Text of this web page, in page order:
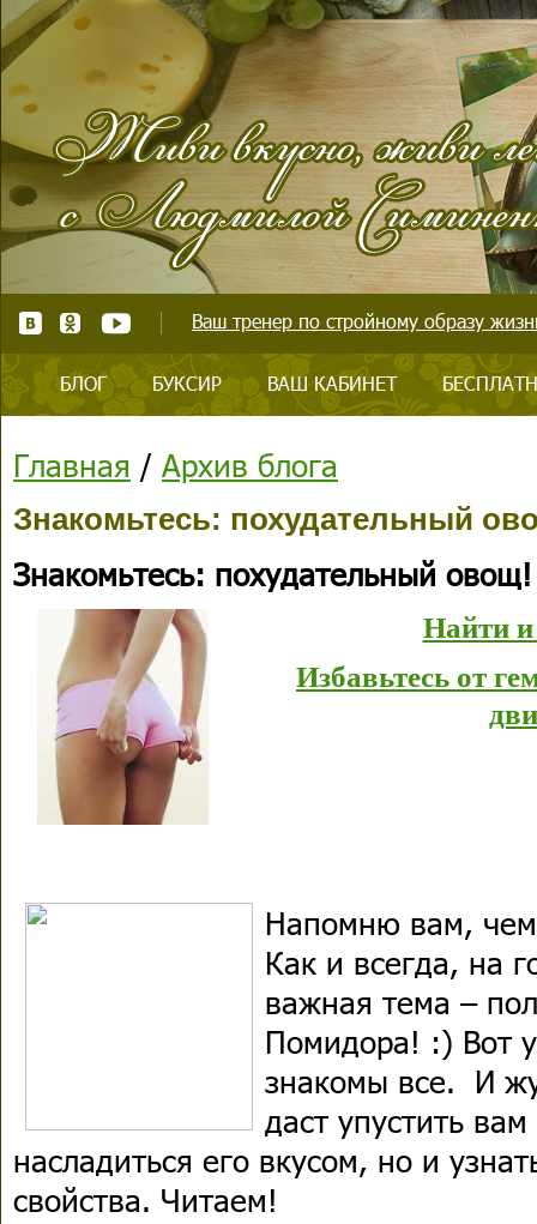
Ваш тренер по стройному образу
БЛОГ БУКСИР ВАШ КАБИНЕТ
Главная / Архив блога
Знакомьтесь: похудательный
Знакомьтесь: похудательный овощ!
Найти и
Избавьтесь от
Напомню вам,
Как и всегда, на
важная тема –
Помидора! :) Вот
знакомы все. И
даст упустить
насладиться его вкусом, но и
свойства. Читаем!